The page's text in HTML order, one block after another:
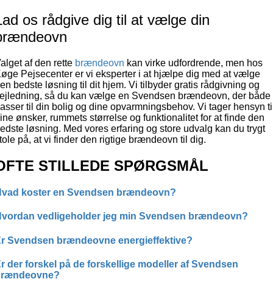
os rådgive dig til at vælge din
af den rette brændeovn kan virke udfordrende, men hos
Pejsecenter er vi eksperter i at hjælpe dig med at vælge
bedste løsning til dit hjem. Vi tilbyder gratis rådgivning og
så du kan vælge en Svendsen brændeovn, der både
til din bolig og dine opvarmningsbehov. Vi tager hensyn
ønsker, rummets størrelse og funktionalitet for at finde den
løsning. Med vores erfaring og store udvalg kan du trygt
på, at vi finder den rigtige brændeovn til dig.
STILLEDE SPØRGSMÅL
koster en Svendsen brændeovn?
vedligeholder jeg min Svendsen brændeovn?
Svendsen brændeovne energieffektive?
der forskel på de forskellige modeller af Svendsen